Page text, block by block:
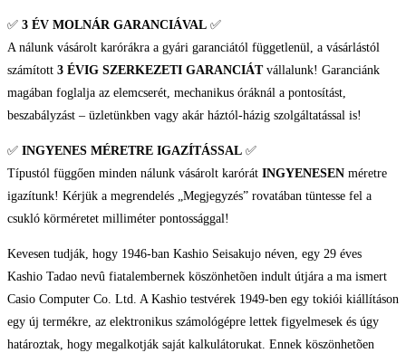
karóra
✅ 3 ÉV MOLNÁR GARANCIÁVAL ✅
A nálunk vásárolt karórákra a gyári garanciától függetlenül, a vásárlástól
számított 3 ÉVIG SZERKEZETI GARANCIÁTvállalunk! Garanciánk
magában foglalja az elemcserét, mechanikus óráknál a pontosítást,
beszabályzást – üzletünkben vagy akár háztól-házig szolgáltatással is!
✅ INGYENES MÉRETRE IGAZÍTÁSSAL ✅
Típustól függően minden nálunk vásárolt karórát INGYENESEN méretre
igazítunk! Kérjük a megrendelés „Megjegyzés” rovatában tüntesse fel a
csukló körméretet milliméter pontossággal!
Kevesen tudják, hogy 1946-ban Kashio Seisakujo néven, egy 29 éves
Kashio Tadao nevû fiatalembernek köszönhetõen indult útjára a ma ismert
Casio Computer Co. Ltd. A Kashio testvérek 1949-ben egy tokiói kiállításon
egy új termékre, az elektronikus számológépre lettek figyelmesek és úgy
határoztak, hogy megalkotják saját kalkulátorukat. Ennek köszönhetõen